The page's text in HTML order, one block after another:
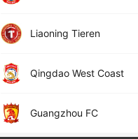
Liaoning Tieren
Qingdao West Coast
Guangzhou FC